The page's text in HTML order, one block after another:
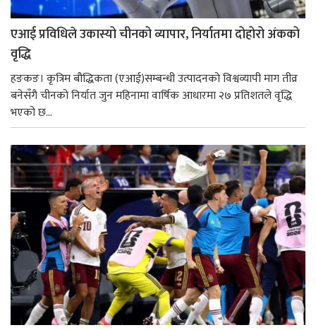
एआई प्रविधिले उकास्यो चीनको व्यापार, निर्यातमा दोहोरो अंकको
वृद्धि
हङकङ। कृत्रिम बौद्धिकता (एआई)सम्बन्धी उत्पादनको विश्वव्यापी माग तीव्र
बनेसँगै चीनको निर्यात जुन महिनामा वार्षिक आधारमा २७ प्रतिशतले वृद्धि
भएको छ...